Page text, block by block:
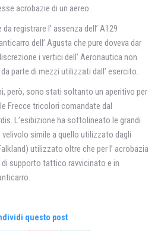
acrobazie di un aereo.
registrare l’ assenza dell’ A129
dell’ Agusta che pure doveva dar
i vertici dell’ Aeronautica non
parte di mezzi utilizzati dall’ esercito.
però, sono stati soltanto un aperitivo per
Frecce tricolori comandate dal
L’esibizione ha sottolineato le grandi
simile a quello utilizzato dagli
utilizzato oltre che per l’ acrobazia
supporto tattico ravvicinato e in
questo post